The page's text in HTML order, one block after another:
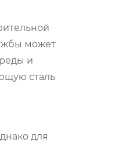
может
и
сталь
для